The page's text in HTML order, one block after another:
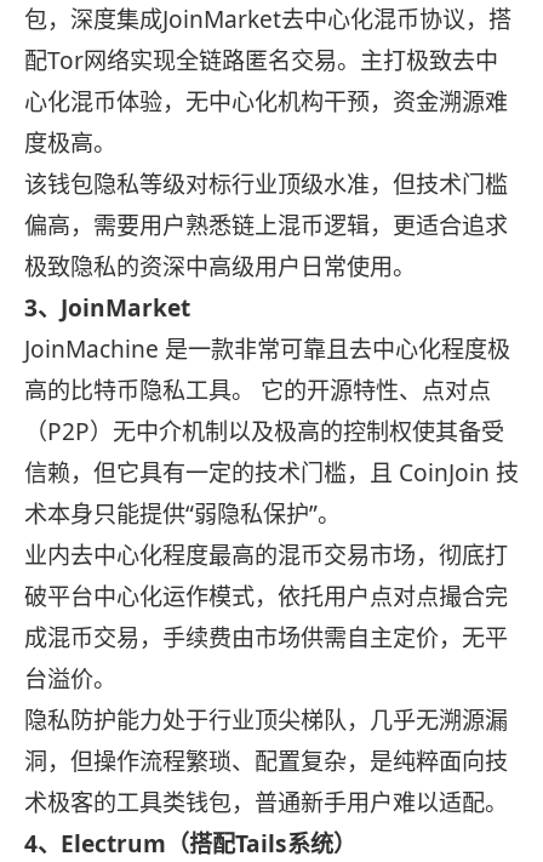
包，深度集成JoinMarket去中心化混币协议，搭
配Tor网络实现全链路匿名交易。主打极致去中
心化混币体验，无中心化机构干预，资金溯源难
度极高。
该钱包隐私等级对标行业顶级水准，但技术门槛
偏高，需要用户熟悉链上混币逻辑，更适合追求
极致隐私的资深中高级用户日常使用。
3、JoinMarket
JoinMachine 是一款非常可靠且去中心化程度极
高的比特币隐私工具。
它的开源特性、点对点
（P2P）无中介机制以及极高的控制权使其备受
信赖，但它具有一定的技术门槛，且 CoinJoin 技
术本身只能提供“弱隐私保护”。
业内去中心化程度最高的混币交易市场，彻底打
破平台中心化运作模式，依托用户点对点撮合完
成混币交易，手续费由市场供需自主定价，无平
台溢价。
隐私防护能力处于行业顶尖梯队，几乎无溯源漏
洞，但操作流程繁琐、配置复杂，是纯粹面向技
术极客的工具类钱包，普通新手用户难以适配。
4、Electrum（搭配Tails系统）